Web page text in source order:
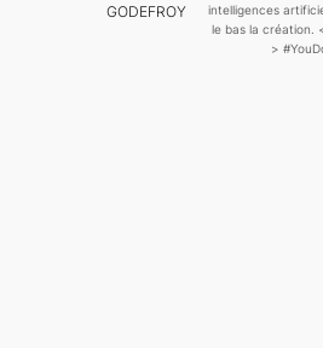
GODEFROY
intelligences
le bas la création.
>